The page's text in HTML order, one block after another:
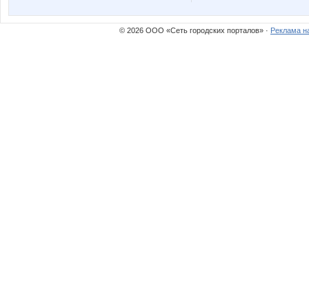
© 2026 ООО «Сеть городских порталов» · Реклама